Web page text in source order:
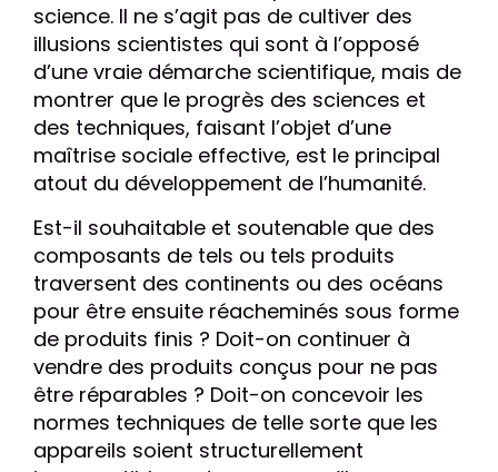
science. Il ne s’agit pas de cultiver des
illusions scientistes qui sont à l’opposé
d’une vraie démarche scientifique, mais de
montrer que le progrès des sciences et
des techniques, faisant l’objet d’une
maîtrise sociale effective, est le principal
atout du développement de l’humanité.
Est-il souhaitable et soutenable que des
composants de tels ou tels produits
traversent des continents ou des océans
pour être ensuite réacheminés sous forme
de produits finis ? Doit-on continuer à
vendre des produits conçus pour ne pas
être réparables ? Doit-on concevoir les
normes techniques de telle sorte que les
appareils soient structurellement